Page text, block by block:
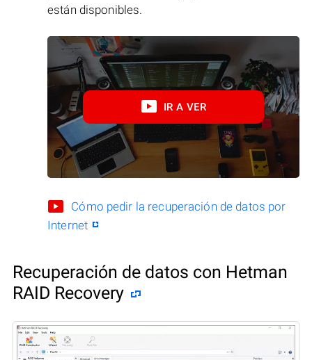
están disponibles.
IR A VER
Cómo pedir la recuperación de datos por
Internet
Recuperación de datos con Hetman
RAID Recovery